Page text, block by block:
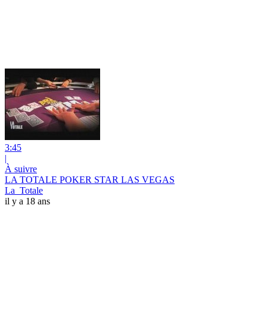
3:45
|
À suivre
LA TOTALE POKER STAR LAS VEGAS
La_Totale
il y a 18 ans